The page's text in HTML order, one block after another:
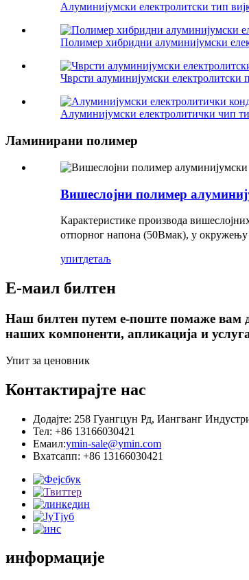
Алуминијумски електролитски тип
Полимер хибридни алуминијумски
Чврсти алуминијумски електролитски
Алуминијумски електролитички чип
Ламинирани полимер
Вишеслојни полимер
Карактеристике производа
отпорног напона (50Вмак), у
упитдетаљ
Е-маил билтен
Наш билтен путем е-поште помаже вам
наших компоненти, апликација и
Упит за ценовник
Контактирајте нас
Додајте: 258 Гуангцун Рд, Иангванг
Тел: +86 13166030421
Емаил:ymin-sale@ymin.com
Вхатсапп: +86 13166030421
информације